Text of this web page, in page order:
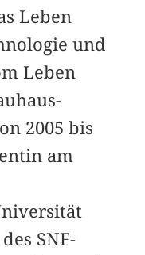
Leben
und
Leben
2005 bis
am
SNF-